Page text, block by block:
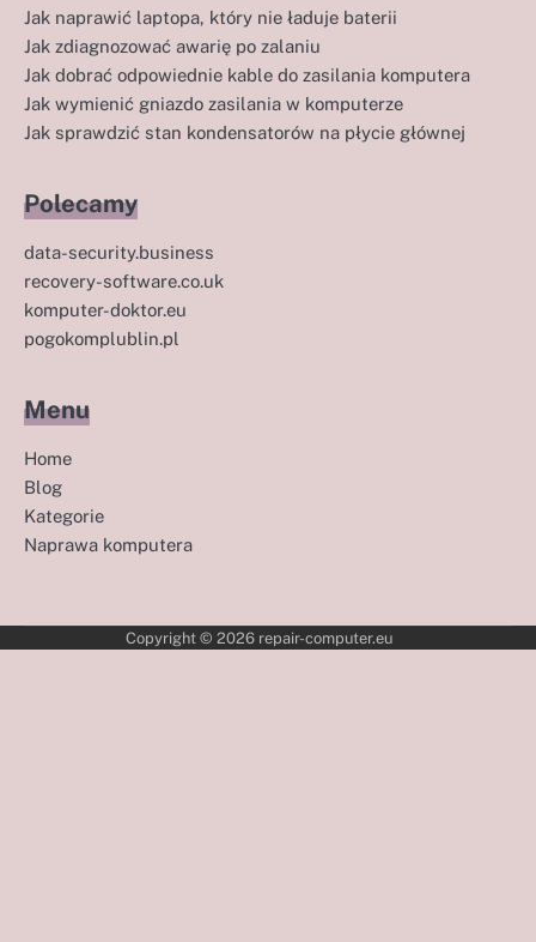
Jak naprawić laptopa, który nie ładuje baterii
Jak zdiagnozować awarię po zalaniu
Jak dobrać odpowiednie kable do zasilania komputera
Jak wymienić gniazdo zasilania w komputerze
Jak sprawdzić stan kondensatorów na płycie głównej
Polecamy
data-security.business
recovery-software.co.uk
komputer-doktor.eu
pogokomplublin.pl
Menu
Home
Blog
Kategorie
Naprawa komputera
Copyright © 2026 repair-computer.eu